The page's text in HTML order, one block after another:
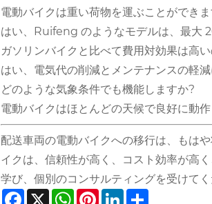
電動バイクは重い荷物を運ぶことができ
はい、Ruifeng のようなモデルは、最大
ガソリンバイクと比べて費用対効果は高
はい、電気代の削減とメンテナンスの軽
どのような気象条件でも機能しますか?
電動バイクはほとんどの天候で良好に動
配送車両の電動バイクへの移行は、もは
イクは、信頼性が高く、コスト効率が高
学び、個別のコンサルティングを受けてく
Facebook
X WhatsApp
PinterestLinkedIn